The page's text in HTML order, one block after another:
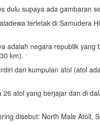
dulu supaya ada gambaran
terletak di Samudera
adalah negara republik
km).
dari kumpulan atol (atol
26 atol yang berjajar dan di
disebut: North Male Atoll,